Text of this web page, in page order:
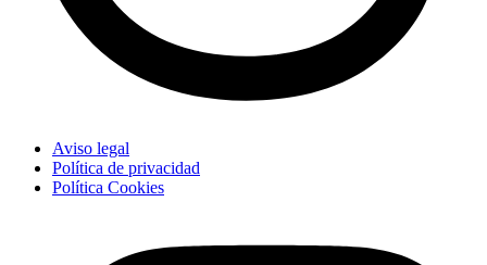
Aviso legal
Política de privacidad
Política Cookies